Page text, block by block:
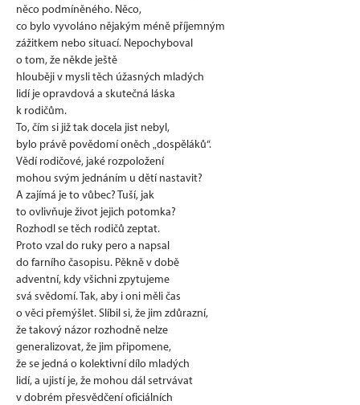
něco podmíněného. Něco,
co bylo vyvoláno nějakým méně příjemným
zážitkem nebo situací. Nepochyboval
o tom, že někde ještě
hlouběji v mysli těch úžasných mladých
lidí je opravdová a skutečná láska
k rodičům.
To, čím si již tak docela jist nebyl,
bylo právě povědomí oněch „dospěláků“.
Vědí rodičové, jaké rozpoložení
mohou svým jednáním u dětí nastavit?
A zajímá je to vůbec? Tuší, jak
to ovlivňuje život jejich potomka?
Rozhodl se těch rodičů zeptat.
Proto vzal do ruky pero a napsal
do farního časopisu. Pěkně v době
adventní, kdy všichni zpytujeme
svá svědomí. Tak, aby i oni měli čas
o věci přemýšlet. Slíbil si, že jim zdůrazní,
že takový názor rozhodně nelze
generalizovat, že jim připomene,
že se jedná o kolektivní dílo mladých
lidí, a ujistí je, že mohou dál setrvávat
v dobrém přesvědčení oficiálních